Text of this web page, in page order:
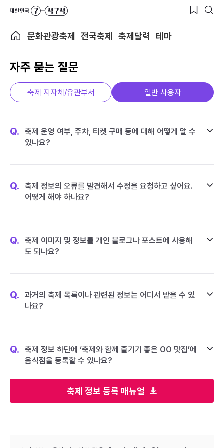
문화관광축제 전국축제 축제달력 테마
자주 묻는 질문
축제 정보 등록 매뉴얼
축제 지자체/유관부서 일반 사용자
Q.
축제 운영 여부, 주차, 티켓 구매 등에 대해 어떻게 알 수
있나요?
Q.
축제 정보의 오류를 발견해서 수정을 요청하고 싶어요.
어떻게 해야 하나요?
Q.
축제 이미지 및 정보를 개인 블로그나 포스트에 사용해
도 되나요?
Q.
과거의 축제 목록이나 관련된 정보는 어디서 받을 수 있
나요?
Q.
축제 정보 하단에 ‘축제와 함께 즐기기 좋은 OO 맛집’에
음식점을 등록할 수 있나요?